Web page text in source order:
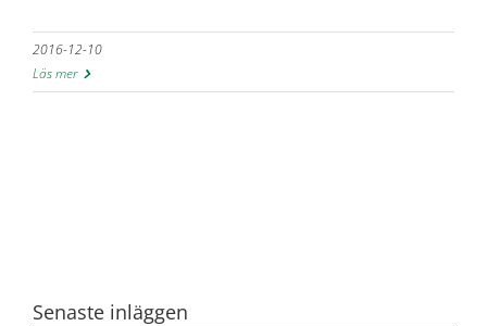
2016-12-10
Läs mer
Senaste inläggen